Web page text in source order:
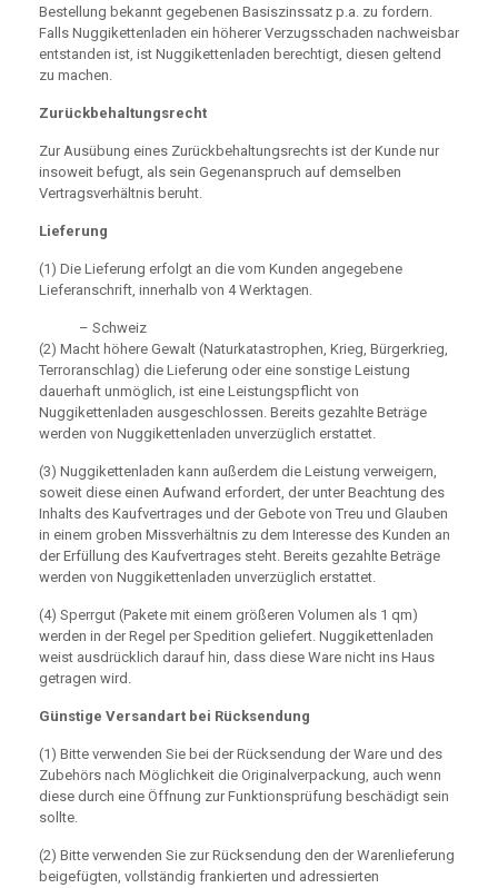
Bestellung bekannt gegebenen Basiszinssatz p.a. zu fordern.
Falls Nuggikettenladen ein höherer Verzugsschaden nachweisbar
entstanden ist, ist Nuggikettenladen berechtigt, diesen geltend
zu machen.
Zurückbehaltungsrecht
Zur Ausübung eines Zurückbehaltungsrechts ist der Kunde nur
insoweit befugt, als sein Gegenanspruch auf demselben
Vertragsverhältnis beruht.
Lieferung
(1) Die Lieferung erfolgt an die vom Kunden angegebene
Lieferanschrift, innerhalb von 4 Werktagen.
– Schweiz
(2) Macht höhere Gewalt (Naturkatastrophen, Krieg, Bürgerkrieg,
Terroranschlag) die Lieferung oder eine sonstige Leistung
dauerhaft unmöglich, ist eine Leistungspflicht von
Nuggikettenladen ausgeschlossen. Bereits gezahlte Beträge
werden von Nuggikettenladen unverzüglich erstattet.
(3) Nuggikettenladen kann außerdem die Leistung verweigern,
soweit diese einen Aufwand erfordert, der unter Beachtung des
Inhalts des Kaufvertrages und der Gebote von Treu und Glauben
in einem groben Missverhältnis zu dem Interesse des Kunden an
der Erfüllung des Kaufvertrages steht. Bereits gezahlte Beträge
werden von Nuggikettenladen unverzüglich erstattet.
(4) Sperrgut (Pakete mit einem größeren Volumen als 1 qm)
werden in der Regel per Spedition geliefert. Nuggikettenladen
weist ausdrücklich darauf hin, dass diese Ware nicht ins Haus
getragen wird.
Günstige Versandart bei Rücksendung
(1) Bitte verwenden Sie bei der Rücksendung der Ware und des
Zubehörs nach Möglichkeit die Originalverpackung, auch wenn
diese durch eine Öffnung zur Funktionsprüfung beschädigt sein
sollte.
(2) Bitte verwenden Sie zur Rücksendung den der Warenlieferung
beigefügten, vollständig frankierten und adressierten